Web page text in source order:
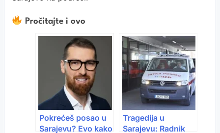
Pročitajte i ovo
Pokrećeš posao u
Sarajevu? Evo kako
Tragedija u
Sarajevu: Radnik